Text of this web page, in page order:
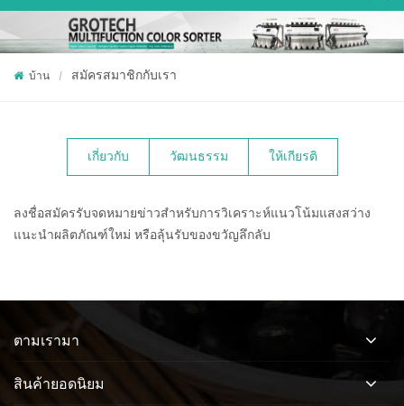
บ้าน / สมัครสมาชิกกับเรา
เกี่ยวกับ วัฒนธรรม ให้เกียรติ
ลงชื่อสมัครรับจดหมายข่าวสำหรับการวิเคราะห์แนวโน้มแสงสว่าง
แนะนำผลิตภัณฑ์ใหม่ หรือลุ้นรับของขวัญลึกลับ
ตามเรามา
สินค้ายอดนิยม